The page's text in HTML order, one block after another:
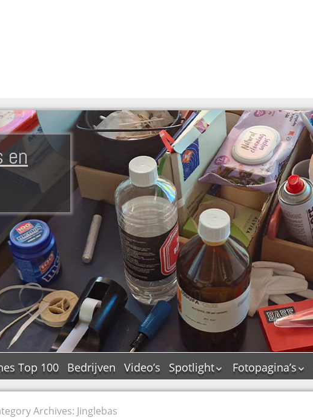
en
Top 100 Bedrijven Video’s
Spotlight
De Tourflitsjingle –
Fotopagina’s
JAM in pictures
Archives: Jinglebas